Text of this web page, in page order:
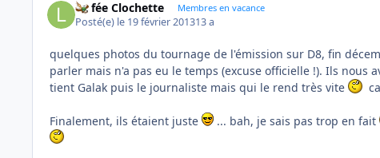
La fée Clochette Membres en vacance
Posté(e) le 19 février 201313 a
quelques photos du tournage de l'émission sur D8, fin
parler mais n'a pas eu le temps (excuse officielle !). Ils nous
tient Galak puis le journaliste mais qui le rend très vite
Finalement, ils étaient juste ... bah, je sais pas trop en fait